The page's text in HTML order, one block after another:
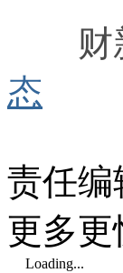
财新
态
责任编
更多更
Loading...